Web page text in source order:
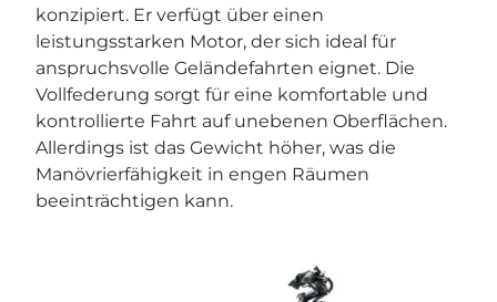
konzipiert. Er verfügt über einen
leistungsstarken Motor, der sich ideal für
anspruchsvolle Geländefahrten eignet. Die
Vollfederung sorgt für eine komfortable und
kontrollierte Fahrt auf unebenen Oberflächen.
Allerdings ist das Gewicht höher, was die
Manövrierfähigkeit in engen Räumen
beeinträchtigen kann.